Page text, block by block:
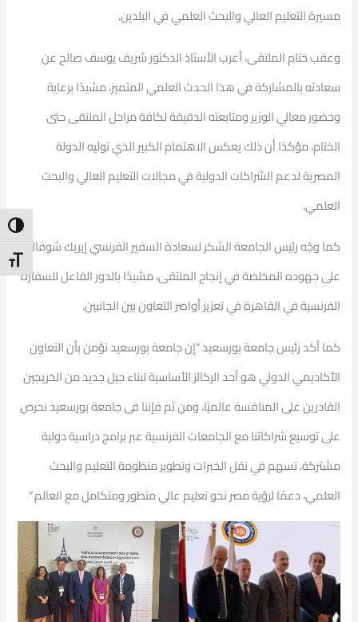
مسيرة التعليم العالي والبحث العلمي في البلدين.
وعقب ختام الملتقى، أعرب الأستاذ الدكتور شريف يوسف صالح عن
سعادته بالمشاركة في هذا الحدث العلمي المتميز، مشيدًا برعاية
وحضور معالي الوزير ومتابعته الدقيقة لكافة مراحل الملتقى حتى
الختام، مؤكدًا أن ذلك يعكس الاهتمام الكبير الذي توليه الدولة
المصرية لدعم الشراكات الدولية في مجالات التعليم العالي والبحث
العلمي.
كما وجّه رئيس الجامعة الشكر لسعادة السفير الفرنسي إيريك شوفالييه
على جهوده المخلصة في إنجاح الملتقى، مشيدًا بالدور الفاعل للسفارة
الفرنسية في القاهرة في تعزيز أواصر التعاون بين الجانبين.
كما أكد رئيس جامعة بورسعيد “إن جامعة بورسعيد تؤمن بأن التعاون
الأكاديمي الدولي هو أحد الركائز الأساسية لبناء جيل جديد من الخريجين
القادرين على المنافسة عالميًا، ومن ثم فإننا فى جامعة بورسعيد نحرص
على توسيع شراكاتنا مع الجامعات الفرنسية عبر برامج دراسية دولية
مشتركة، تسهم في نقل الخبرات وتطوير منظومة التعليم والبحث
العلمي، دعمًا لرؤية مصر نحو تعليم عالي متطور ومتكامل مع العالم.”